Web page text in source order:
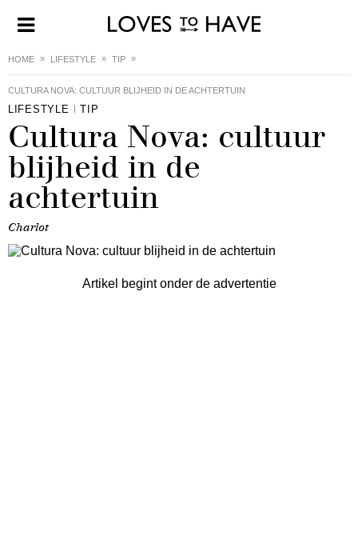
HOME LIFESTYLE TIP
CULTURA NOVA: CULTUUR BLIJHEID IN DE ACHTERTUIN
LIFESTYLE TIP
Cultura Nova: cultuur
blijheid in de
achtertuin
Charlot
Artikel begint onder de advertentie